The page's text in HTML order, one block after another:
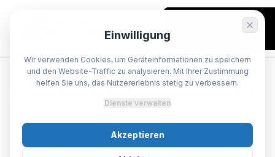
SPEZIALIST BODENHEIM
Export-Ankauf: im
Hohe Laufleistung, älteres Baujahr oder wenig
gefragt in Deutschland? Im Exportmarkt kann Ihr
Einwilligung
Wir verwenden Cookies, um Geräteinformationen zu speichern
und den Website-Traffic zu analysieren. Mit Ihrer Zustimmung
helfen Sie uns, das Nutzererlebnis stetig zu verbessern.
Dienste verwalten
Akzeptieren